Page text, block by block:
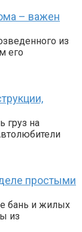
– важен
из
его
груз на
простыми
бань и жилых
из